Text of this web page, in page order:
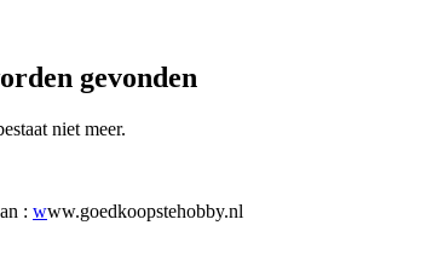
gevonden
niet meer.
: www.goedkoopstehobby.nl